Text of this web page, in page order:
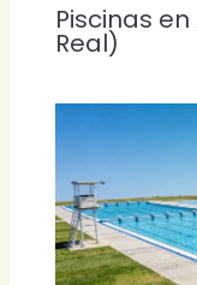
Piscinas
Real)